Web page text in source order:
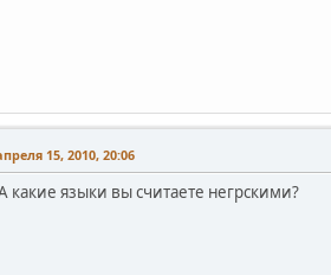
15, 2010, 20:06
какие языки вы считаете негрскими?